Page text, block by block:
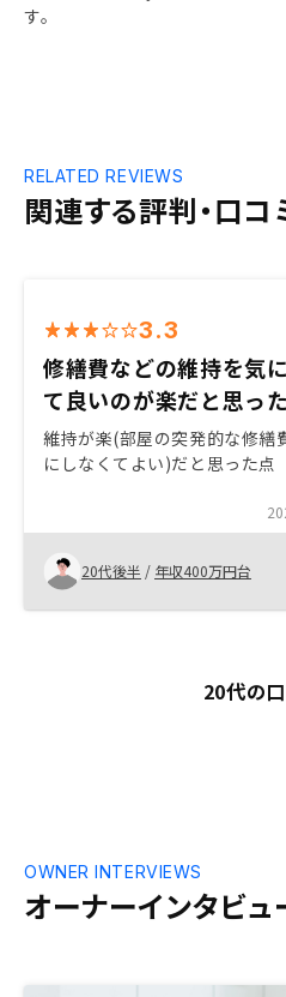
す。
関連する評判・口コ
RELATED REVIEWS
3.3
修繕費などの維持を気
て良いのが楽だと思った
維持が楽(部屋の突発的な修繕
にしなくてよい)だと思った点
20代後半 / 年収400万円台
20代の
オーナーインタビュ
OWNER INTERVIEWS